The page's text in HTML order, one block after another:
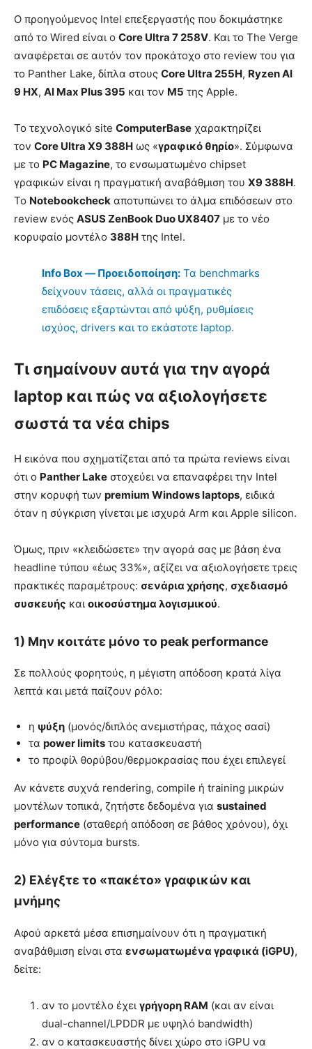
Ο προηγούμενος Intel επεξεργαστής που δοκιμάστηκε
από το Wired είναι ο Core Ultra 7 258V. Και το The Verge
αναφέρεται σε αυτόν τον προκάτοχο στο review του για
το Panther Lake, δίπλα στους Core Ultra 255H, Ryzen AI
9 HX, AI Max Plus 395 και τον M5 της Apple.
Το τεχνολογικό site ComputerBase χαρακτηρίζει
τον Core Ultra X9 388H ως «γραφικό θηρίο». Σύμφωνα
με το PC Magazine, το ενσωματωμένο chipset
γραφικών είναι η πραγματική αναβάθμιση του X9 388H.
Το Notebookcheck αποτυπώνει το άλμα επιδόσεων στο
review ενός ASUS ZenBook Duo UX8407 με το νέο
κορυφαίο μοντέλο 388H της Intel.
Info Box — Προειδοποίηση: Τα benchmarks
δείχνουν τάσεις, αλλά οι πραγματικές
επιδόσεις εξαρτώνται από ψύξη, ρυθμίσεις
ισχύος, drivers και το εκάστοτε laptop.
Τι σημαίνουν αυτά για την αγορά
laptop και πώς να αξιολογήσετε
σωστά τα νέα chips
Η εικόνα που σχηματίζεται από τα πρώτα reviews είναι
ότι ο Panther Lake στοχεύει να επαναφέρει την Intel
στην κορυφή των premium Windows laptops, ειδικά
όταν η σύγκριση γίνεται με ισχυρά Arm και Apple silicon.
Όμως, πριν «κλειδώσετε» την αγορά σας με βάση ένα
headline τύπου «έως 33%», αξίζει να αξιολογήσετε τρεις
πρακτικές παραμέτρους: σενάρια χρήσης, σχεδιασμό
συσκευής και οικοσύστημα λογισμικού.
1) Μην κοιτάτε μόνο το peak performance
Σε πολλούς φορητούς, η μέγιστη απόδοση κρατά λίγα
λεπτά και μετά παίζουν ρόλο:
η ψύξη (μονός/διπλός ανεμιστήρας, πάχος σασί)
τα power limits του κατασκευαστή
το προφίλ θορύβου/θερμοκρασίας που έχει επιλεγεί
Αν κάνετε συχνά rendering, compile ή training μικρών
μοντέλων τοπικά, ζητήστε δεδομένα για sustained
performance (σταθερή απόδοση σε βάθος χρόνου), όχι
μόνο για σύντομα bursts.
2) Ελέγξτε το «πακέτο» γραφικών και
μνήμης
Αφού αρκετά μέσα επισημαίνουν ότι η πραγματική
αναβάθμιση είναι στα ενσωματωμένα γραφικά (iGPU),
δείτε:
αν το μοντέλο έχει γρήγορη RAM (και αν είναι
dual-channel/LPDDR με υψηλό bandwidth)
αν ο κατασκευαστής δίνει χώρο στο iGPU να